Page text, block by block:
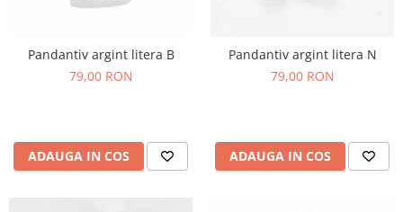
Pandantiv argint litera B
79,00 RON
ADAUGA IN COS
Pandantiv argint litera N
79,00 RON
ADAUGA IN COS